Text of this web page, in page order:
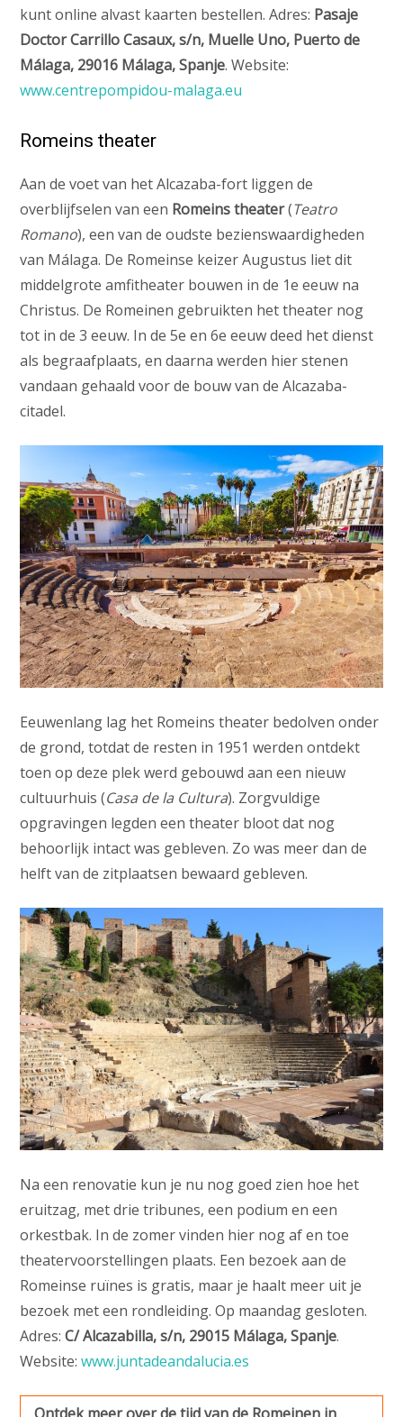
kunt online alvast kaarten bestellen. Adres: Pasaje
Doctor Carrillo Casaux, s/n, Muelle Uno, Puerto de
Málaga, 29016 Málaga, Spanje. Website:
www.centrepompidou-malaga.eu
Romeins theater
Aan de voet van het Alcazaba-fort liggen de
overblijfselen van een Romeins theater(Teatro
Romano), een van de oudste bezienswaardigheden
van Málaga. De Romeinse keizer Augustus liet dit
middelgrote amfitheater bouwen in de 1e eeuw na
Christus. De Romeinen gebruikten het theater nog
tot in de 3 eeuw. In de 5e en 6e eeuw deed het dienst
als begraafplaats, en daarna werden hier stenen
vandaan gehaald voor de bouw van de Alcazaba-
citadel.
Eeuwenlang lag het Romeins theater bedolven onder
de grond, totdat de resten in 1951 werden ontdekt
toen op deze plek werd gebouwd aan een nieuw
cultuurhuis (Casa de la Cultura). Zorgvuldige
opgravingen legden een theater bloot dat nog
behoorlijk intact was gebleven. Zo was meer dan de
helft van de zitplaatsen bewaard gebleven.
Na een renovatie kun je nu nog goed zien hoe het
eruitzag, met drie tribunes, een podium en een
orkestbak. In de zomer vinden hier nog af en toe
theatervoorstellingen plaats. Een bezoek aan de
Romeinse ruïnes is gratis, maar je haalt meer uit je
bezoek met een rondleiding. Op maandag gesloten.
Adres:C/ Alcazabilla, s/n, 29015 Málaga, Spanje.
Website:www.juntadeandalucia.es
Ontdek meer over de tijd van de Romeinen in